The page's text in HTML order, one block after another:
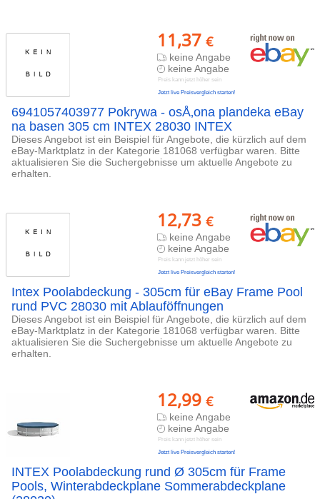
11,37 €
keine Angabe
keine Angabe
Preis kann jetzt höher sein
Jetzt live Preisvergleich starten!
6941057403977 Pokrywa - osÅ‚ona plandeka eBay
na basen 305 cm INTEX 28030 INTEX
Dieses Angebot ist ein Beispiel für Angebote, die kürzlich auf dem
eBay-Marktplatz in der Kategorie 181068 verfügbar waren. Bitte
aktualisieren Sie die Suchergebnisse um aktuelle Angebote zu
erhalten.
12,73 €
keine Angabe
keine Angabe
Preis kann jetzt höher sein
Jetzt live Preisvergleich starten!
Intex Poolabdeckung - 305cm für eBay Frame Pool
rund PVC 28030 mit Ablauföffnungen
Dieses Angebot ist ein Beispiel für Angebote, die kürzlich auf dem
eBay-Marktplatz in der Kategorie 181068 verfügbar waren. Bitte
aktualisieren Sie die Suchergebnisse um aktuelle Angebote zu
erhalten.
12,99 €
keine Angabe
keine Angabe
Preis kann jetzt höher sein
Jetzt live Preisvergleich starten!
INTEX Poolabdeckung rund Ø 305cm für Frame
Pools, Winterabdeckplane Sommerabdeckplane